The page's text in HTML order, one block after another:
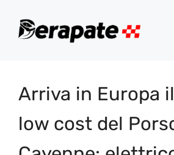
Arriva in Europa
low cost del